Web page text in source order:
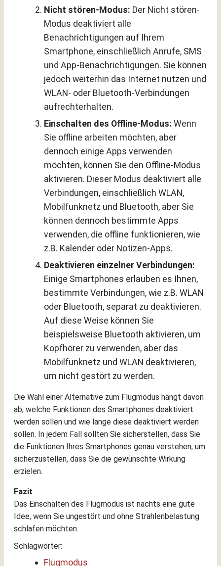
Nicht stören-Modus: Der Nicht stören-
Modus deaktiviert alle
Benachrichtigungen auf Ihrem
Smartphone, einschließlich Anrufe, SMS
und App-Benachrichtigungen. Sie können
jedoch weiterhin das Internet nutzen und
WLAN- oder Bluetooth-Verbindungen
aufrechterhalten.
Einschalten des Offline-Modus:Wenn
Sie offline arbeiten möchten, aber
dennoch einige Apps verwenden
möchten, können Sie den Offline-Modus
aktivieren. Dieser Modus deaktiviert alle
Verbindungen, einschließlich WLAN,
Mobilfunknetz und Bluetooth, aber Sie
können dennoch bestimmte Apps
verwenden, die offline funktionieren, wie
z.B. Kalender oder Notizen-Apps.
Deaktivieren einzelner Verbindungen:
Einige Smartphones erlauben es Ihnen,
bestimmte Verbindungen, wie z.B. WLAN
oder Bluetooth, separat zu deaktivieren.
Auf diese Weise können Sie
beispielsweise Bluetooth aktivieren, um
Kopfhörer zu verwenden, aber das
Mobilfunknetz und WLAN deaktivieren,
um nicht gestört zu werden.
Die Wahl einer Alternative zum Flugmodus hängt davon
ab, welche Funktionen des Smartphones deaktiviert
werden sollen und wie lange diese deaktiviert werden
sollen. In jedem Fall sollten Sie sicherstellen, dass Sie
die Funktionen Ihres Smartphones genau verstehen, um
sicherzustellen, dass Sie die gewünschte Wirkung
erzielen.
Fazit
Das Einschalten des Flugmodus ist nachts eine gute
Idee, wenn Sie ungestört und ohne Strahlenbelastung
schlafen möchten.
Schlagwörter:
Flugmodus